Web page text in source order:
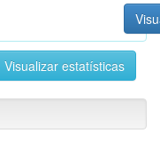
Visualizar estatísticas